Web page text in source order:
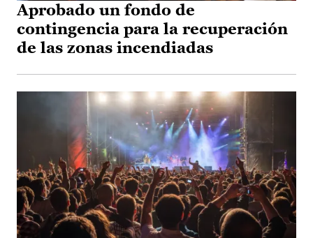
Aprobado un fondo de
contingencia para la recuperación
de las zonas incendiadas